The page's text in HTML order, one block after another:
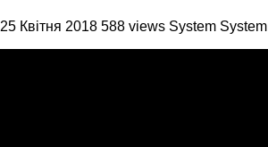
25 Квітня 2018 588 views System System